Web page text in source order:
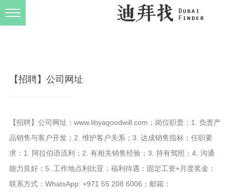
【招聘】公司网址
【招聘】公司网址：www.libyagoodwill.com；岗位职责：1. 负责产
品销售与客户开发；2. 维护客户关系；3. 达成销售指标；任职要
求：1. 阿拉伯语流利；2. 有相关销售经验；3. 持有驾照；4. 沟通
能力良好；5. 工作地点利比亚；福利待遇：固定工资+月度奖金；
联系方式：WhatsApp: +971 55 208 6006；邮箱：